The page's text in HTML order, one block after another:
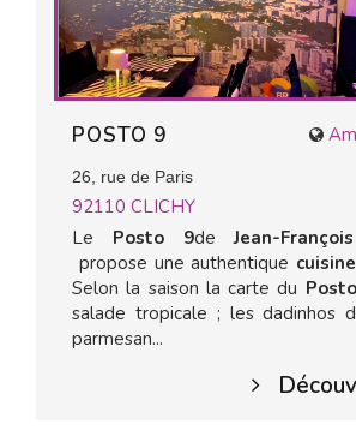
POSTO 9
26, rue de Paris
92110 CLICHY
Le Posto 9de Jean-
propose une authentique
Selon la saison la carte du
salade tropicale ; les dadinhos
parmesan...